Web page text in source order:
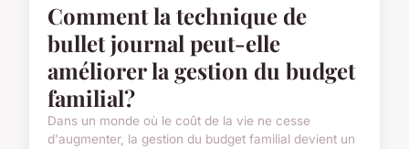
Comment la technique de
bullet journal peut-elle
améliorer la gestion du budget
familial?
Dans un monde où le coût de la vie ne cesse
d'augmenter, la gestion du budget familial devient un